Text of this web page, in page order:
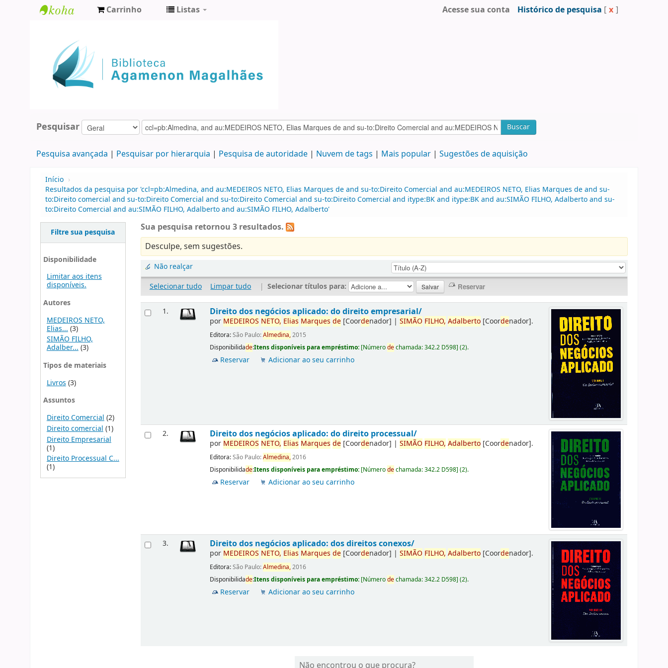
Agamenon
Magalhães
Carrinho Listas Acesse sua conta Histórico de pesquisa [ x ]
Pesquisar Buscar
Pesquisa avançada Pesquisar por hierarquia Pesquisa de autoridade Nuvem de tags Mais popular Sugestões de aquisição
Início ›
Resultados da pesquisa por 'ccl=pb:Almedina, and au:MEDEIROS NETO, Elias Marques de and su-to:Direito Comercial and au:MEDEIROS NETO, Elias Marques de and su-
to:Direito comercial and su-to:Direito Comercial and su-to:Direito Comercial and su-to:Direito Comercial and itype:BK and itype:BK and au:SIMÃO FILHO, Adalberto and su-
to:Direito Comercial and au:SIMÃO FILHO, Adalberto and au:SIMÃO FILHO, Adalberto'
Filtre sua pesquisa
Disponibilidade
Limitar aos itens
disponíveis.
Autores
MEDEIROS NETO,
Elias... (3)
SIMÃO FILHO,
Adalber...(3)
Tipos de materiais
Livros (3)
Assuntos
Direito Comercial (2)
Direito comercial (1)
Direito Empresarial
(1)
Direito Processual C...
(1)
Sua pesquisa retornou 3 resultados.
Desculpe, sem sugestões.
Não realçar
Selecionar tudo
Limpar tudo | Selecionar títulos para:
1. Direito dos negócios aplicado: do direito empresarial/
por MEDEIROS NETO, Elias Marques de [Coordenador] |SIMÃO FILHO, Adalberto [Coordenador].
Editora:São Paulo:Almedina,2015
Disponibilidade:Itens disponíveis para empréstimo: [Númerodechamada:342.2 D598](2).
Reservar Adicionar ao seu carrinho
2. Direito dos negócios aplicado: do direito processual/
por MEDEIROS NETO, Elias Marques de [Coordenador] |SIMÃO FILHO, Adalberto [Coordenador].
Editora:São Paulo:Almedina,2016
Disponibilidade:Itens disponíveis para empréstimo: [Númerodechamada:342.2 D598](2).
Reservar Adicionar ao seu carrinho
3. Direito dos negócios aplicado: dos direitos conexos/
por MEDEIROS NETO, Elias Marques de [Coordenador] |SIMÃO FILHO, Adalberto [Coordenador].
Editora:São Paulo:Almedina,2016
Disponibilidade:Itens disponíveis para empréstimo: [Númerodechamada:342.2 D598](2).
Reservar Adicionar ao seu carrinho